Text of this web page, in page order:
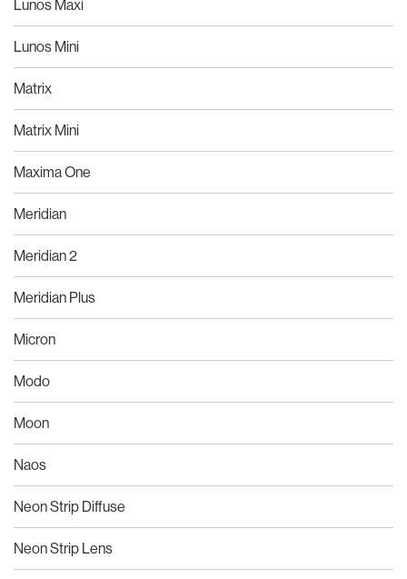
Lunos Maxi
Lunos Mini
Matrix
Matrix Mini
Maxima One
Meridian
Meridian 2
Meridian Plus
Micron
Modo
Moon
Naos
Neon Strip Diffuse
Neon Strip Lens